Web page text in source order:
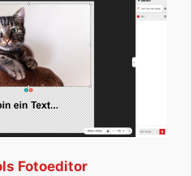
Fotoeditor